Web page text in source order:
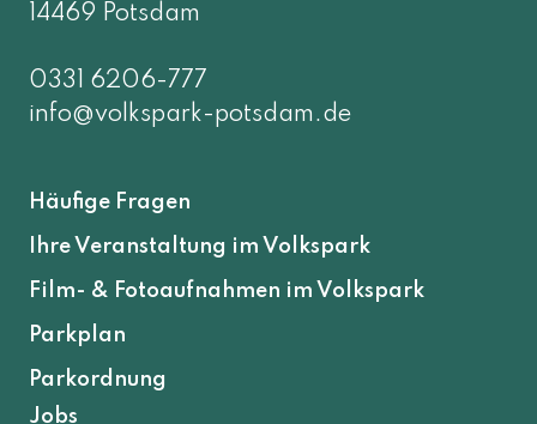
14469 Potsdam
0331 6206-777
info@volkspark-potsdam.de
Häufige Fragen
Ihre Veranstaltung im Volkspark
Film- & Fotoaufnahmen im Volkspark
Parkplan
Parkordnung
Jobs